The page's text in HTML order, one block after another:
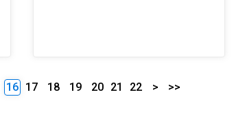
16 17 18 19 20 21 22 > >>